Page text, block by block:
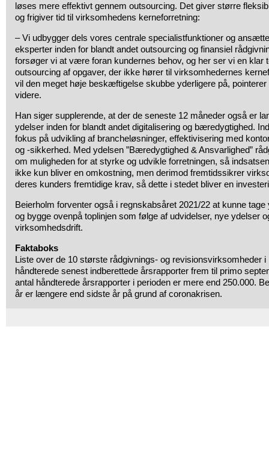
løses mere effektivt gennem outsourcing. Det giver større
og frigiver tid til virksomhedens kerneforretning:
– Vi udbygger dels vores centrale specialistfunktioner og
eksperter inden for blandt andet outsourcing og finansiel
forsøger vi at være foran kundernes behov, og her ser vi en klar
outsourcing af opgaver, der ikke hører til virksomhedernes
vil den meget høje beskæftigelse skubbe yderligere på,
videre.
Han siger supplerende, at der de seneste 12 måneder også er
ydelser inden for blandt andet digitalisering og bæredygtighed.
fokus på udvikling af brancheløsninger, effektivisering med
og -sikkerhed. Med ydelsen ”Bæredygtighed & Ansvarlighed”
om muligheden for at styrke og udvikle forretningen, så
ikke kun bliver en omkostning, men derimod fremtidssikrer
deres kunders fremtidige krav, så dette i stedet bliver en
Beierholm forventer også i regnskabsåret 2021/22 at kunne
og bygge ovenpå toplinjen som følge af udvidelser, nye ydelser
virksomhedsdrift.
Faktaboks
Liste over de 10 største rådgivnings- og revisionsvirksomheder
håndterede senest indberettede årsrapporter frem til primo
antal håndterede årsrapporter i perioden er mere end 250.000.
år er længere end sidste år på grund af coronakrisen.